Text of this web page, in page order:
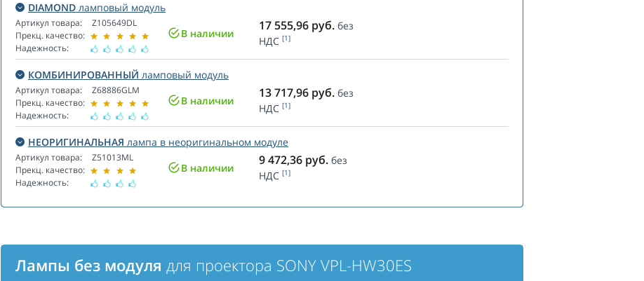
DIAMOND ламповый модуль
Артикул товара:
Прекц. качество:
Надежность:
Z105649DL
В наличии
17 555,96 руб. без
НДС [1]
КОМБИНИРОВАННЫЙ ламповый модуль
Артикул товара:
Прекц. качество:
Надежность:
Z68886GLM
В наличии
13 717,96 руб. без
НДС [1]
НЕОРИГИНАЛЬНАЯ лампа в неоригинальном модуле
Артикул товара:
Прекц. качество:
Надежность:
Z51013ML
В наличии
9 472,36 руб. без
НДС [1]
Лампы без модуля для проектора SONY VPL-HW30ES